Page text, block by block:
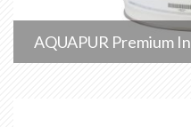
AQUAPUR Premium